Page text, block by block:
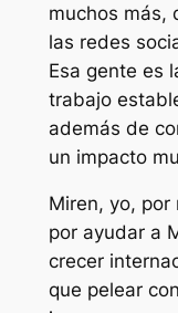
muchos más,
las redes
Esa gente es
trabajo
además de
un impacto
Miren, yo,
por ayudar a
crecer
que pelear